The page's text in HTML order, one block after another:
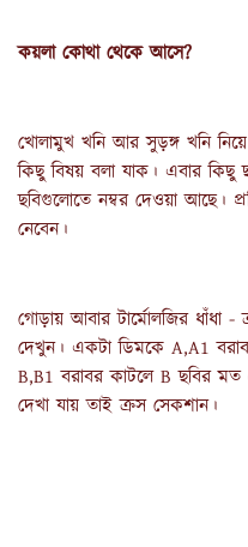
কয়লা কোথা থেকে আসে?
খোলামুখ খনি আর সুড়ঙ্গ খনি
কিছু বিষয় বলা যাক। এবার কিছু
ছবিগুলোতে নম্বর দেওয়া আছে।
নেবেন।
গোড়ায় আবার টার্মোলজির ধাঁধা
দেখুন। একটা ডিমকে A,A1
B,B1 বরাবর কাটলে B ছবির
দেখা যায় তাই ক্রস সেকশান।